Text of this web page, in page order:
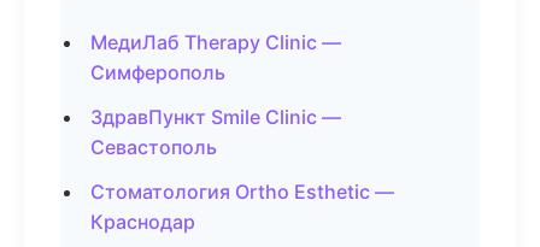
МедиЛаб Therapy Clinic —
Симферополь
ЗдравПункт Smile Clinic —
Севастополь
Стоматология Ortho Esthetic —
Краснодар